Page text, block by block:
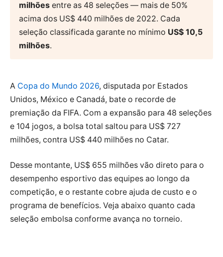
milhõesentre as 48 seleções — mais de 50%
acima dos US$ 440 milhões de 2022. Cada
seleção classificada garante no mínimo US$ 10,5
milhões.
A Copa do Mundo 2026, disputada por Estados
Unidos, México e Canadá, bate o recorde de
premiação da FIFA. Com a expansão para 48 seleções
e 104 jogos, a bolsa total saltou para US$ 727
milhões, contra US$ 440 milhões no Catar.
Desse montante, US$ 655 milhões vão direto para o
desempenho esportivo das equipes ao longo da
competição, e o restante cobre ajuda de custo e o
programa de benefícios. Veja abaixo quanto cada
seleção embolsa conforme avança no torneio.